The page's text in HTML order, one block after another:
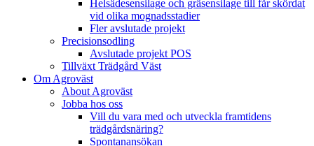
Helsädesensilage och gräsensilage till får skördat
vid olika mognadsstadier
Fler avslutade projekt
Precisionsodling
Avslutade projekt POS
Tillväxt Trädgård Väst
Om Agroväst
About Agroväst
Jobba hos oss
Vill du vara med och utveckla framtidens
trädgårdsnäring?
Spontanansökan